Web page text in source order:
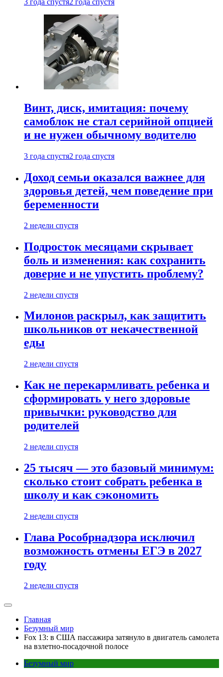
3 года спустя2 года спустя
Винт, диск, имитация: почему
самоблок не стал серийной опцией
и не нужен обычному водителю
3 года спустя2 года спустя
Доход семьи оказался важнее для
здоровья детей, чем поведение при
беременности
2 недели спустя
Подросток месяцами скрывает
боль и изменения: как сохранить
доверие и не упустить проблему?
2 недели спустя
Милонов раскрыл, как защитить
школьников от некачественной
еды
2 недели спустя
Как не перекармливать ребенка и
сформировать у него здоровые
привычки: руководство для
родителей
2 недели спустя
25 тысяч — это базовый минимум:
сколько стоит собрать ребенка в
школу и как сэкономить
2 недели спустя
Глава Рособрнадзора исключил
возможность отмены ЕГЭ в 2027
году
2 недели спустя
Главная
Безумный мир
Fox 13: в США пассажира затянуло в двигатель самолета
на взлетно-посадочной полосе
Безумный мир